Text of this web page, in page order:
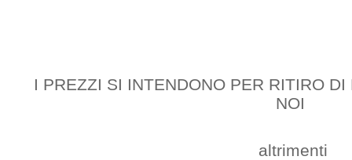
I PREZZI SI INTENDONO PER RITIRO
NOI
altrimenti